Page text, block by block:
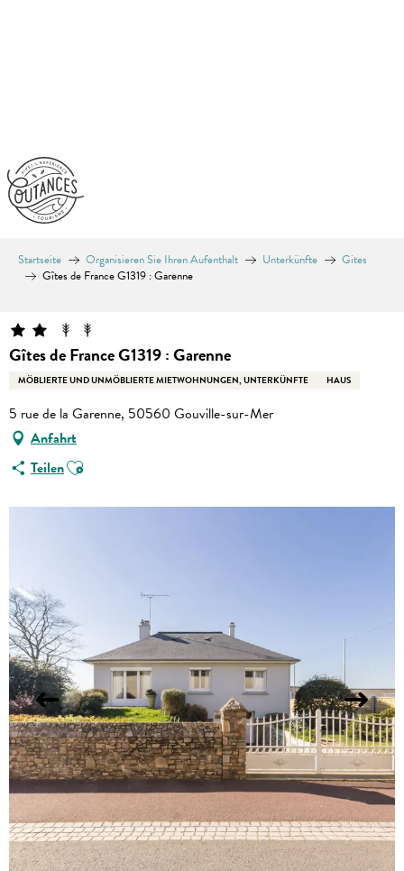
Startseite Organisieren Sie Ihren Aufenthalt Unterkünfte
Gites
Gîtes de France G1319 : Garenne
Gîtes de France G1319 : Garenne
MÖBLIERTE UND UNMÖBLIERTE MIETWOHNUNGEN, UNTERKÜNFTE HAUS
5 rue de la Garenne, 50560 Gouville-sur-Mer
Anfahrt
TeilenAjouter aux favoris